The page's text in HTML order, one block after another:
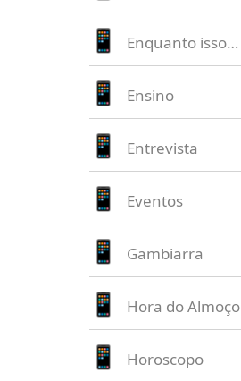
Enquanto isso…
Ensino
Entrevista
Eventos
Gambiarra
Hora do Almoço
Horoscopo